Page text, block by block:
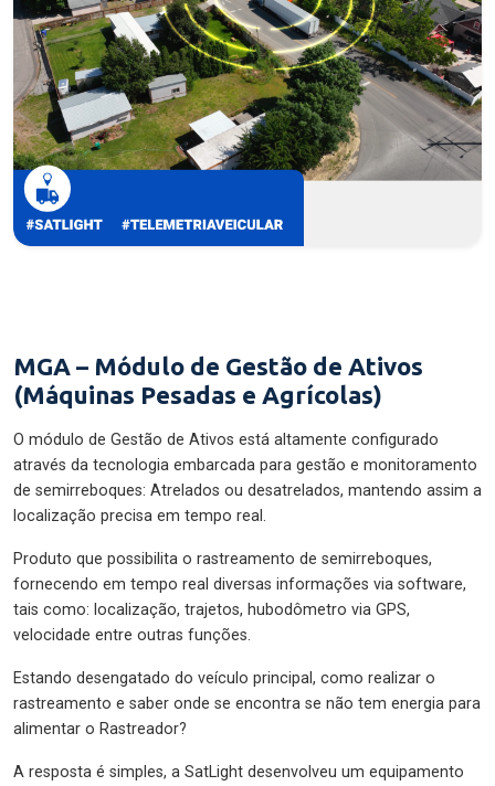
MGA – Módulo de Gestão de Ativos
(Máquinas Pesadas e Agrícolas)
O módulo de Gestão de Ativos está altamente configurado
através da tecnologia embarcada para gestão e monitoramento
de semirreboques: Atrelados ou desatrelados, mantendo assim a
localização precisa em tempo real.
Produto que possibilita o rastreamento de semirreboques,
fornecendo em tempo real diversas informações via software,
tais como: localização, trajetos, hubodômetro via GPS,
velocidade entre outras funções.
Estando desengatado do veículo principal, como realizar o
rastreamento e saber onde se encontra se não tem energia para
alimentar o Rastreador?
A resposta é simples, a SatLight desenvolveu um equipamento